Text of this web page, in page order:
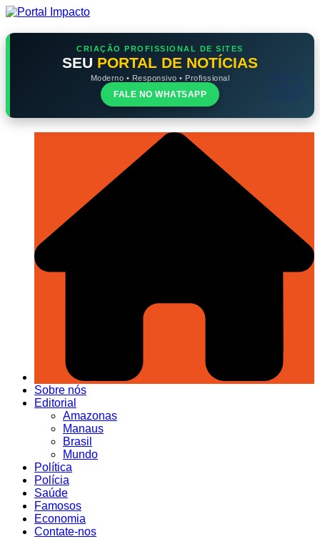
Ir
o
CRIAÇÃO PROFISSIONAL DE SITES
SEU PORTAL DE NOTÍCIAS
Moderno • Responsivo • Profissional
FALE NO WHATSAPP
Sobre nós
Editorial
Amazonas
Manaus
Brasil
Mundo
Política
Polícia
Saúde
Famosos
Economia
Contate-nos